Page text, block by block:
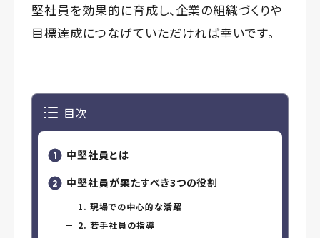
堅社員を効果的に育成し、企業の組織づくりや
目標達成につなげていただければ幸いです。
目次
中堅社員とは
中堅社員が果たすべき3つの役割
1. 現場での中心的な活躍
2. 若手社員の指導